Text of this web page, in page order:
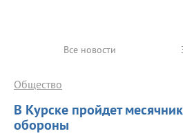
Все новости
В Курске пройдет
обороны
Общество